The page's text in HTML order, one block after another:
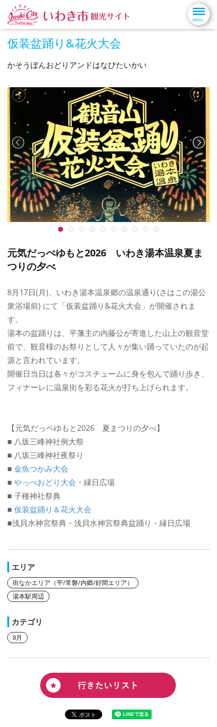
仮装盆踊り&花火大会
かそうぼんおどりアンドはなびたいかい
元気だっぺゆもと2026 いわき湯本温泉夏ま
つりの夕べ
8月17日(月)、いわき湯本温泉郷の温泉通り(さはこの湯公
衆浴場前) にて「仮装盆踊り&花火大会」が開催されま
す。
湯本の盆踊りは、平藩主の内藤公が寄進した山上の観音堂
前で、観音様のお祭りとして人々が集い踊っていたのが起
源と言われています。
開催日当日は各々がコスチュームに身を包んで踊り歩き、
フィナーレに温泉街を彩る花火が打ち上げられます。
【元気だっペゆもと2026 夏まつりの夕べ】
■ 八坂三峰神社例大祭
■ 八坂三峰神社夜祭り
■ 金魚つかみ大会
■ やっぺおどり大会 ・縁日広場
■ 子種神社祭典
■ 仮装盆踊り＆花火大会
■浅貝水神宮祭典・浅貝水神宮祭典盆踊り・縁日広場
エリア
街なかエリア（平/常磐/内郷/好間エリア）
湯本駅周辺
カテゴリ
8月